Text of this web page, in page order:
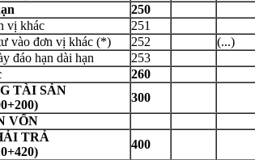
250
vị khác
251
vào đơn vị khác (*)
252 (...)
đáo hạn dài hạn
253
260
TÀI SẢN
300
VỐN
TRẢ
400